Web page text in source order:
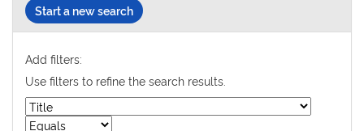
Start a new search
Add filters:
Use filters to refine the search results.